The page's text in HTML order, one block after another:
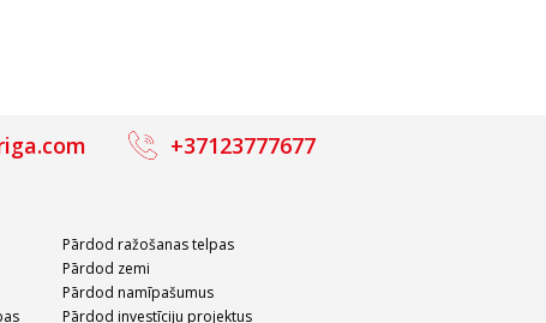
+37123777677
Pārdod ražošanas telpas
Pārdod zemi
Pārdod namīpašumus
Pārdod investīciju projektus